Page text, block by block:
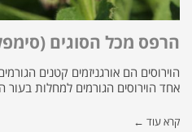
הרפס מכל הסוגים
הוירוסים הם אורגניזמים קטנים
אחד הוירוסים הגורמים למחלות בעור
קרא עוד ←